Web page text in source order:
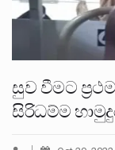
සුව වීමට
සිරිධම්ම